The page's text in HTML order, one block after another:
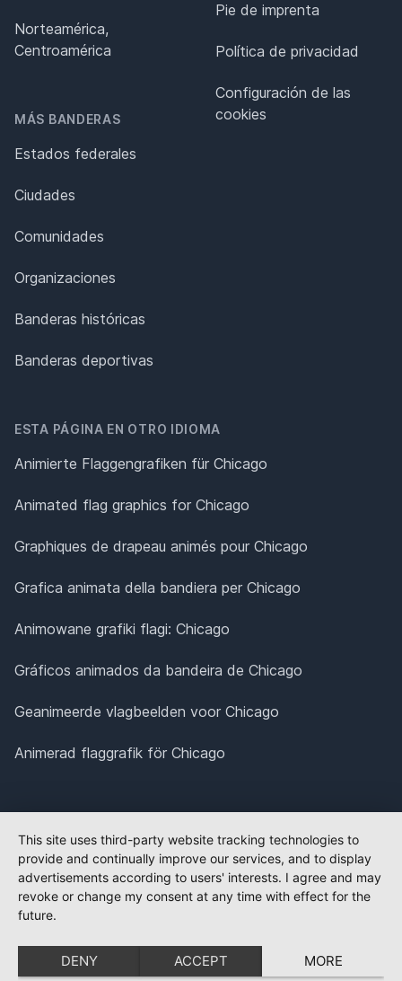
Norteamérica,
Centroamérica
MÁS BANDERAS
Estados federales
Ciudades
Comunidades
Organizaciones
Banderas históricas
Banderas deportivas
Pie de imprenta
Política de privacidad
Configuración de las
cookies
ESTA PÁGINA EN OTRO IDIOMA
Animierte Flaggengrafiken für Chicago
Animated flag graphics for Chicago
Graphiques de drapeau animés pour Chicago
Grafica animata della bandiera per Chicago
Animowane grafiki flagi: Chicago
Gráficos animados da bandeira de Chicago
Geanimeerde vlagbeelden voor Chicago
Animerad flaggrafik för Chicago
This site uses third-party website tracking technologies to
provide and continually improve our services, and to display
advertisements according to users' interests. I agree and may
revoke or change my consent at any time with effect for the
future.
DENY ACCEPT MORE